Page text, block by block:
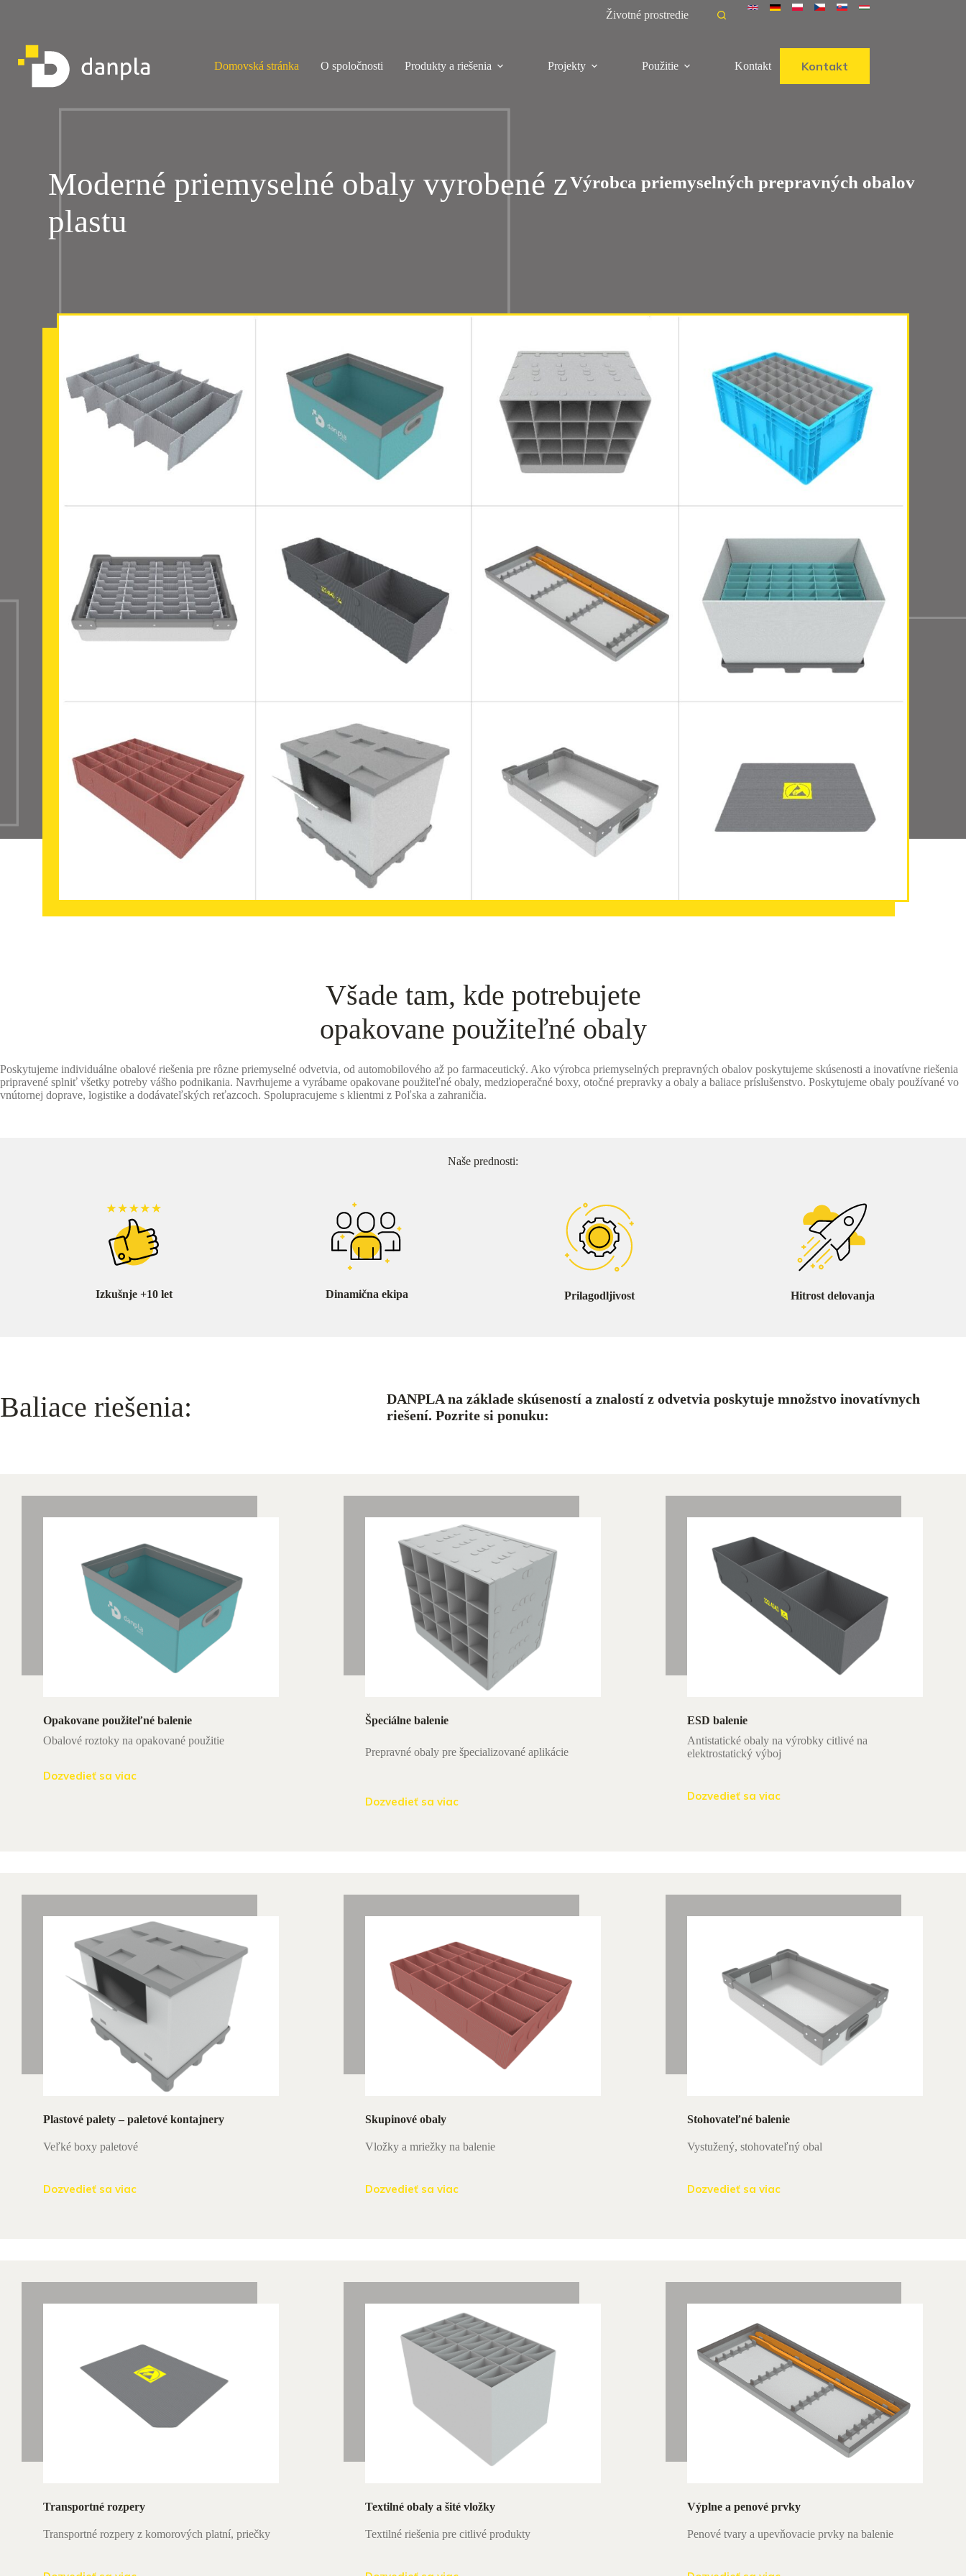
Životné prostredie
Domovská stránka O spoločnosti Produkty a riešenia Projekty Použitie Kontakt Kontakt
Moderné priemyselné obaly vyrobené z
plastu
Výrobca priemyselných prepravných obalov
Všade tam, kde potrebujete
opakovane použiteľné obaly
Poskytujeme individuálne obalové riešenia pre rôzne priemyselné odvetvia, od automobilového až po farmaceutický. Ako výrobca priemyselných prepravných obalov poskytujeme skúsenosti a inovatívne riešenia
pripravené splniť všetky potreby vášho podnikania. Navrhujeme a vyrábame opakovane použiteľné obaly, medzioperačné boxy, otočné prepravky a obaly a baliace príslušenstvo. Poskytujeme obaly používané vo
vnútornej doprave, logistike a dodávateľských reťazcoch. Spolupracujeme s klientmi z Poľska a zahraničia.
Naše prednosti:
Izkušnje +10 let Dinamična ekipa Prilagodljivost Hitrost delovanja
Baliace riešenia:
DANPLA na základe skúseností a znalostí z odvetvia poskytuje množstvo inovatívnych
riešení. Pozrite si ponuku:
Opakovane použiteľné balenie
Obalové roztoky na opakované použitie
Dozvedieť sa viac
Špeciálne balenie
Prepravné obaly pre špecializované aplikácie
Dozvedieť sa viac
ESD balenie
Antistatické obaly na výrobky citlivé na
elektrostatický výboj
Dozvedieť sa viac
Plastové palety – paletové kontajnery
Veľké boxy paletové
Dozvedieť sa viac
Skupinové obaly
Vložky a mriežky na balenie
Dozvedieť sa viac
Stohovateľné balenie
Vystužený, stohovateľný obal
Dozvedieť sa viac
Transportné rozpery
Transportné rozpery z komorových platní, priečky
Textilné obaly a šité vložky
Textilné riešenia pre citlivé produkty
Výplne a penové prvky
Penové tvary a upevňovacie prvky na balenie